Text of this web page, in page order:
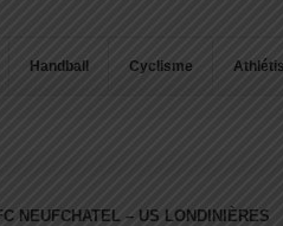
Handball Cyclisme
NEUFCHATEL – US LONDINIÈRES